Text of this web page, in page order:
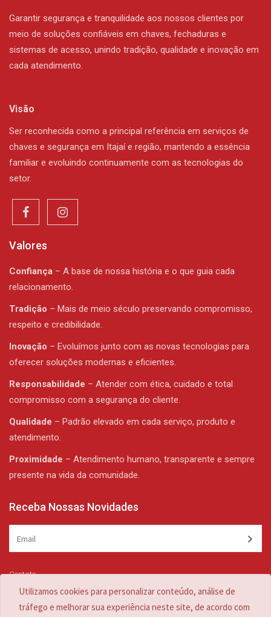
Garantir segurança e tranquilidade aos nossos clientes por
meio de soluções confiáveis em chaves, fechaduras e
sistemas de acesso, unindo tradição, qualidade e inovação em
cada atendimento.
Visão
Ser reconhecida como a principal referência em serviços de
chaves e segurança em Itajaí e região, mantendo a essência
familiar e evoluindo continuamente com as tecnologias do
setor.
Valores
Confiança – A base de nossa história e o que guia cada
relacionamento.
Tradição – Mais de meio século preservando compromisso,
respeito e credibilidade.
Inovação – Evoluímos junto com as novas tecnologias para
oferecer soluções modernas e eficientes.
Responsabilidade – Atender com ética, cuidado e total
compromisso com a segurança do cliente.
Qualidade – Padrão elevado em cada serviço, produto e
atendimento.
Proximidade – Atendimento humano, transparente e sempre
presente na vida da comunidade.
Receba Nossas Novidades
Contato:
(47) 3344-1839 /
(47) 3344-1839
zulian@zulian.com.br
Utilizamos cookies para personalizar conteúdo, análise de
tráfego e melhorar sua experiência neste site, de acordo com